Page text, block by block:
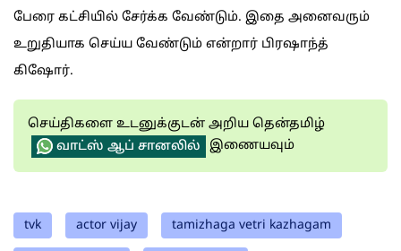
பேரை கட்சியில் சேர்க்க வேண்டும். இதை அனைவரும்
உறுதியாக செய்ய வேண்டும் என்றார் பிரஷாந்த்
கிஷோர்.
செய்திகளை உடனுக்குடன் அறிய தென்தமிழ்
வாட்ஸ் ஆப் சானலில்
இணையவும்
tvk actor vijay tamizhaga vetri kazhagam